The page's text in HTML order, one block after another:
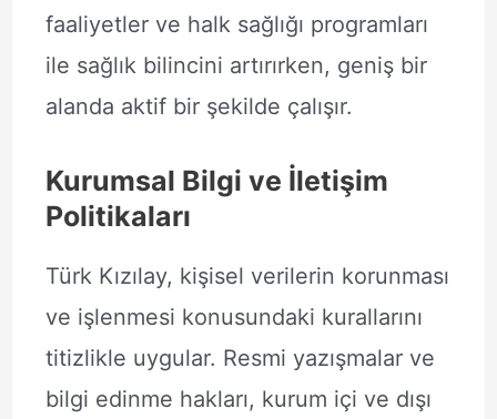
faaliyetler ve halk sağlığı programları
ile sağlık bilincini artırırken, geniş bir
alanda aktif bir şekilde çalışır.
Kurumsal Bilgi ve İletişim
Politikaları
Türk Kızılay, kişisel verilerin korunması
ve işlenmesi konusundaki kurallarını
titizlikle uygular. Resmi yazışmalar ve
bilgi edinme hakları, kurum içi ve dışı